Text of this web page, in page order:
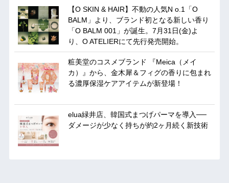
【O SKIN & HAIR】不動の人気N o.1「O
BALM」より、ブランド初となる新しい香り
「O BALM 001」が誕生。7月31日(金)よ
り、O ATELIERにて先行発売開始。
粧美堂のコスメブランド 『Meica（メイ
カ）』から、金木犀＆フィグの香りに包まれ
る濃厚保湿ケアアイテムが新登場！
elua緑井店、韓国式まつげパーマを導入──
ダメージが少なく持ちが約2ヶ月続く新技術